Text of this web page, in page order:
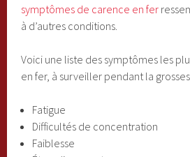
symptômes de carence en fer
à d’autres conditions.
Voici une liste des symptômes les
en fer, à surveiller pendant la
Fatigue
Difficultés de concentration
Faiblesse